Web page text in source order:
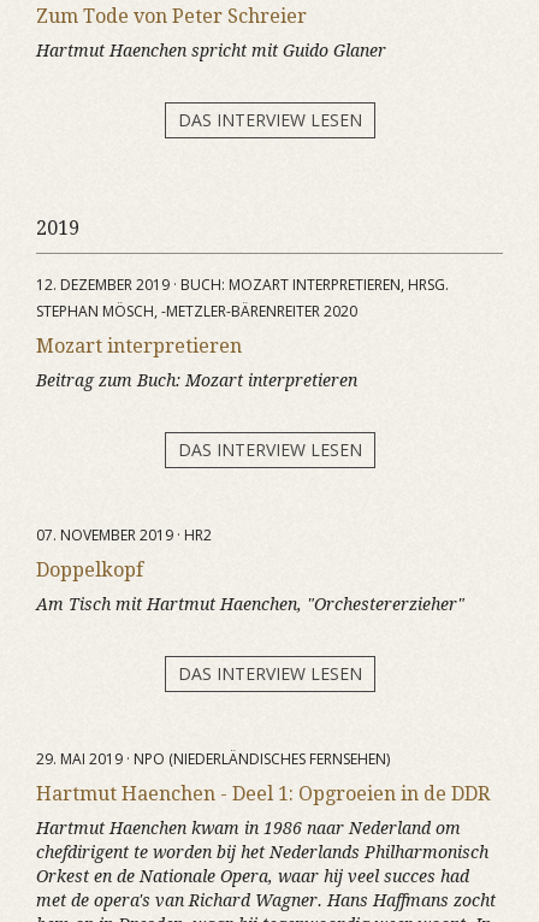
Zum Tode von Peter Schreier
Hartmut Haenchen spricht mit Guido Glaner
DAS INTERVIEW LESEN
2019
12. DEZEMBER 2019 · BUCH: MOZART INTERPRETIEREN, HRSG.
STEPHAN MÖSCH, -METZLER-BÄRENREITER 2020
Mozart interpretieren
Beitrag zum Buch: Mozart interpretieren
DAS INTERVIEW LESEN
07. NOVEMBER 2019 · HR2
Doppelkopf
Am Tisch mit Hartmut Haenchen, "Orchestererzieher"
DAS INTERVIEW LESEN
29. MAI 2019 · NPO (NIEDERLÄNDISCHES FERNSEHEN)
Hartmut Haenchen - Deel 1: Opgroeien in de DDR
Hartmut Haenchen kwam in 1986 naar Nederland om
chefdirigent te worden bij het Nederlands Philharmonisch
Orkest en de Nationale Opera, waar hij veel succes had
met de opera's van Richard Wagner. Hans Haffmans zocht